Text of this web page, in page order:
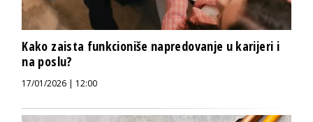
Kako zaista funkcioniše napredovanje u karijeri i
na poslu?
17/01/2026 | 12:00